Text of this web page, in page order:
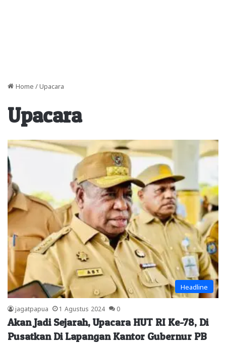
Home / Upacara
Upacara
Headline
jagatpapua 1 Agustus 2024 0
Akan Jadi Sejarah, Upacara HUT RI Ke-78, Di
Pusatkan Di Lapangan Kantor Gubernur PB